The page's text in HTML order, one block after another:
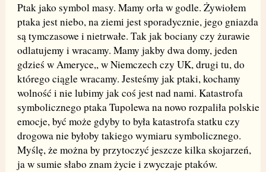
Ptak jako symbol masy. Mamy orła w godle. Żywiołem
ptaka jest niebo, na ziemi jest sporadycznie, jego gniazda
są tymczasowe i nietrwałe. Tak jak bociany czy żurawie
odlatujemy i wracamy. Mamy jakby dwa domy, jeden
gdzieś w Ameryce,, w Niemczech czy UK, drugi tu, do
którego ciągle wracamy. Jesteśmy jak ptaki, kochamy
wolność i nie lubimy jak coś jest nad nami. Katastrofa
symbolicznego ptaka Tupolewa na nowo rozpaliła polskie
emocje, być może gdyby to była katastrofa statku czy
drogowa nie byłoby takiego wymiaru symbolicznego.
Myślę, że można by przytoczyć jeszcze kilka skojarzeń,
ja w sumie słabo znam życie i zwyczaje ptaków.